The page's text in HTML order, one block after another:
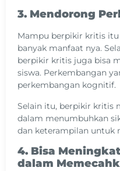
3. Mendorong
Mampu berpikir kritis
banyak manfaat nya.
berpikir kritis juga bisa
siswa. Perkembangan
perkembangan kognitif.
Selain itu, berpikir kritis
dalam menumbuhkan
dan keterampilan untuk
4. Bisa
dalam